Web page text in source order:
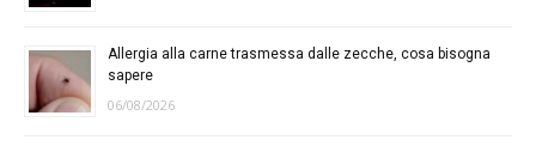
Allergia alla carne trasmessa dalle zecche, cosa bisogna
sapere
06/08/2026